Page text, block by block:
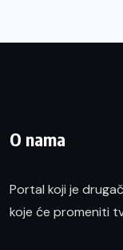
O nama
Portal koji je
koje će promeniti